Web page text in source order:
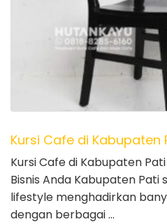
Kursi Cafe di Kabupaten
Kursi Cafe di Kabupaten
Bisnis Anda Kabupaten Pati
lifestyle menghadirkan
dengan berbagai …